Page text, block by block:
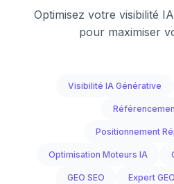
Optimisez votre visibilité
pour maximiser
Visibilité IA Générative
Positionnement
Optimisation Moteurs IA
GEO SEO Expert GEO